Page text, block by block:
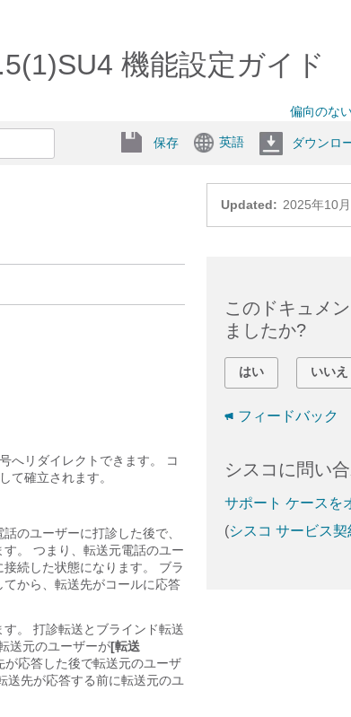
機能設定ガイド
偏向のな
保存 英語 ダウンロ
Updated: 2025年10
へリダイレクトできます。 コ
て確立されます。
のユーザーに打診した後で、
。 つまり、転送元電話のユー
続した状態になります。 ブラ
から、転送先がコールに応答
。 打診転送とブラインド転送
送元のユーザーが[転送
応答した後で転送元のユーザ
送先が応答する前に転送元のユ
このドキュメ
ましたか?
はい いいえ
フィードバック
シスコに問い
サポート ケースを
(シスコ サービス契